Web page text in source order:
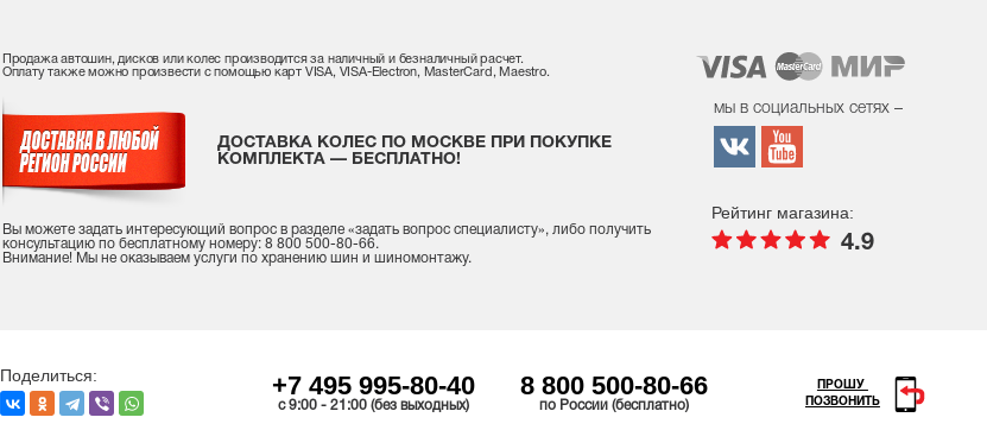
Продажа автошин, дисков или колес производится за наличный и безналичный расчет.
Оплату также можно произвести с помощью карт VISA, VISA-Electron, MasterCard, Maestro.
ДОСТАВКА КОЛЕС ПО МОСКВЕ ПРИ ПОКУПКЕ
КОМПЛЕКТА — БЕСПЛАТНО!
Вы можете задать интересующий вопрос в разделе «задать вопрос специалисту», либо получить
консультацию по бесплатному номеру: 8 800 500-80-66.
Внимание! Мы не оказываем услуги по хранению шин и шиномонтажу.
мы в социальных сетях –
Рейтинг магазина:
4.9
Поделиться: +7 495 995-80-40
c 9:00 - 21:00 (без выходных)
8 800 500-80-66
по России (бесплатно)
ПРОШУ
ПОЗВОНИТЬ